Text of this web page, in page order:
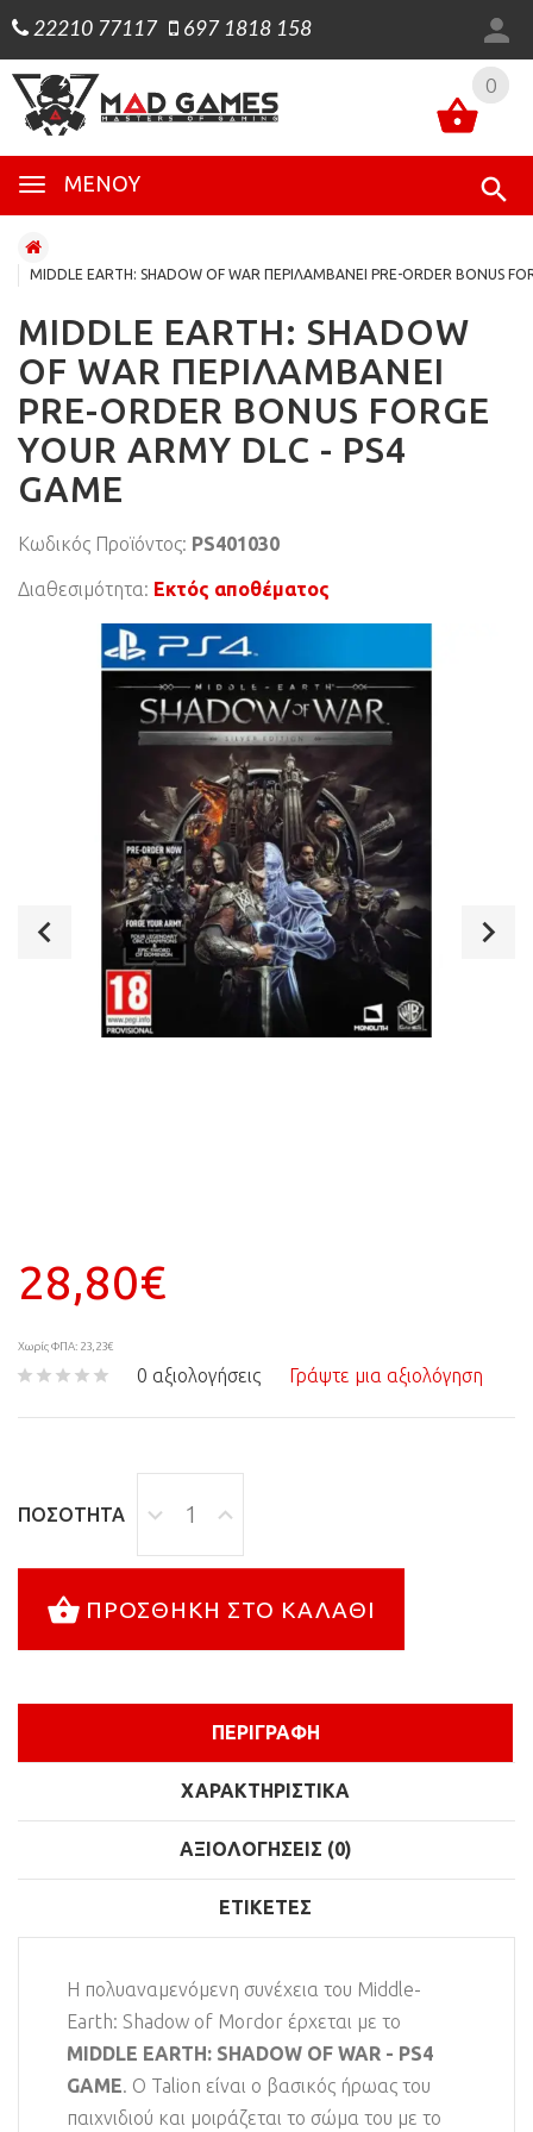
22210 77117 697 1818 158
0
ΜΕΝΟΎ
0
MIDDLE EARTH: SHADOW OF WAR ΠΕΡΙΛΑΜΒΑΝΕΙ PRE-ORDER BONUS
MIDDLE EARTH: SHADOW
OF WAR ΠΕΡΙΛΑΜΒΑΝΕΙ
PRE-ORDER BONUS FORGE
YOUR ARMY DLC - PS4
GAME
Κωδικός Προϊόντος: PS401030
Διαθεσιμότητα: Εκτός αποθέματος
28,80€
Χωρίς ΦΠΑ: 23,23€
0 αξιολογήσεις Γράψτε μια αξιολόγηση
ΠΟΣΌΤΗΤΑ
ΠΡΟΣΘΉΚΗ ΣΤΟ ΚΑΛΆΘΙ
ΠΕΡΙΓΡΑΦΉ
ΧΑΡΑΚΤΗΡΙΣΤΙΚΆ
ΑΞΙΟΛΟΓΉΣΕΙΣ (0)
ΕΤΙΚΈΤΕΣ
Η πολυαναμενόμενη συνέχεια του Middle-
Earth: Shadow of Mordor έρχεται με το
MIDDLE EARTH: SHADOW OF WAR - PS4
GAME. Ο Talion είναι ο βασικός ήρωας του
παιχνιδιού και μοιράζεται το σώμα του με το